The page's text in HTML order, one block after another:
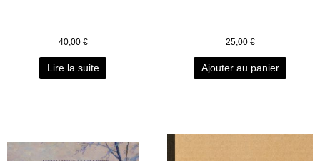
40,00 €
Lire la suite
25,00 €
Ajouter au panier